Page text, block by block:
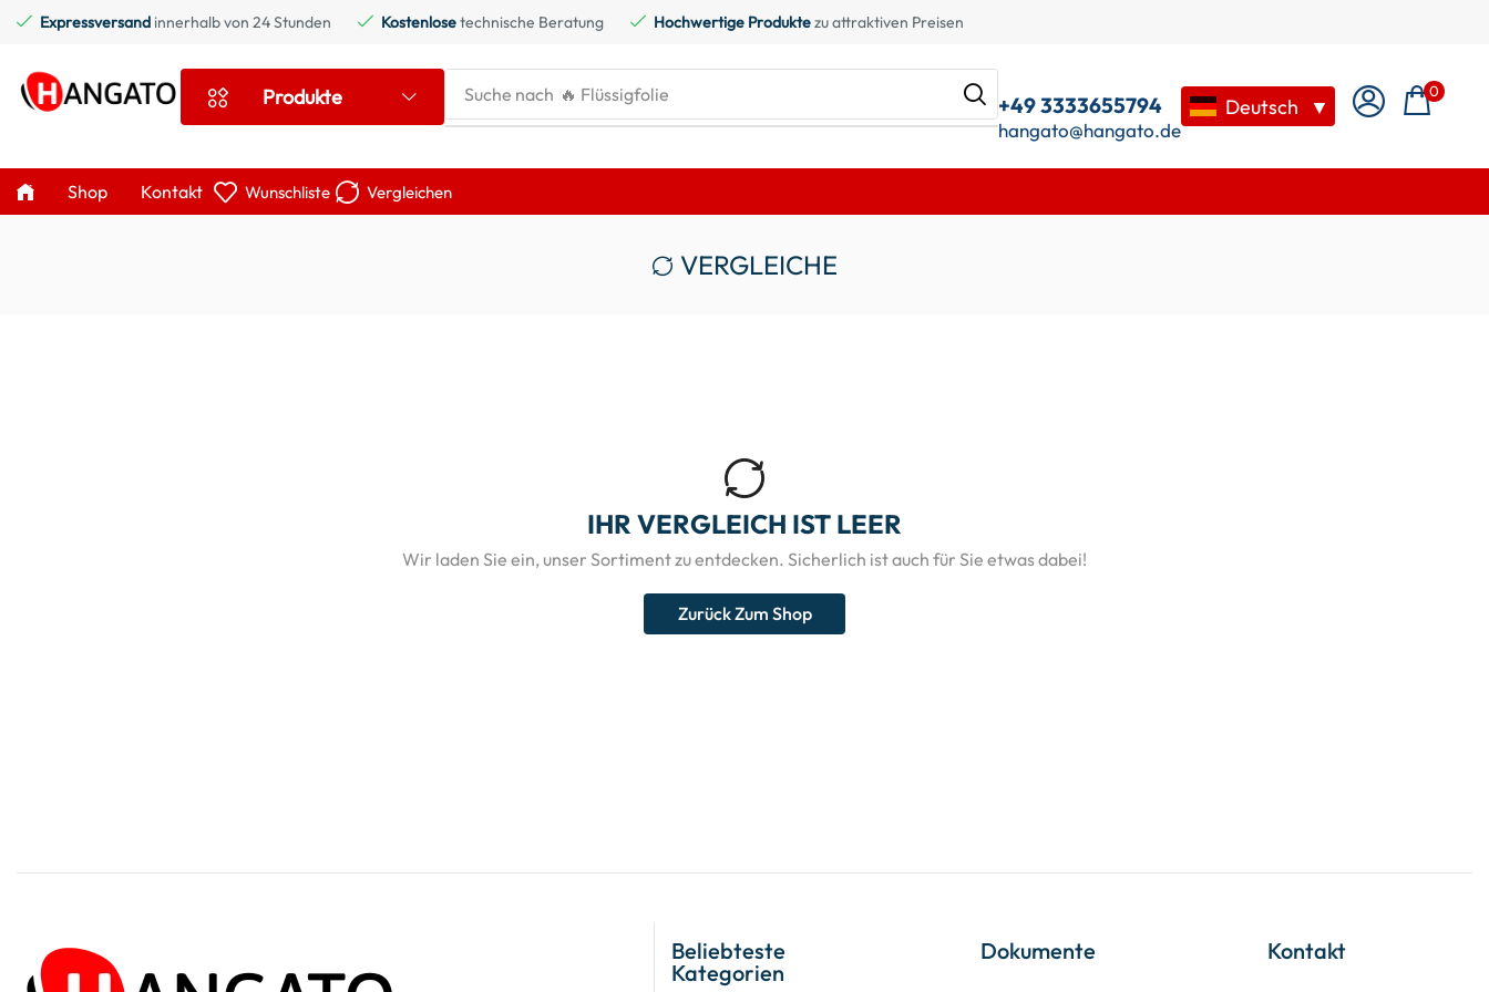
Expressversand innerhalb von 24 Stunden Kostenlosetechnische Beratung Hochwertige Produktezu attraktiven Preisen
Produkte Suche nach 🔥 Flüssigfolie +49 3333655794
hangato@hangato.de
Deutsch ▼
0
Shop Kontakt Wunschliste Vergleichen
VERGLEICHE
IHR VERGLEICH IST LEER
Wir laden Sie ein, unser Sortiment zu entdecken. Sicherlich ist auch für Sie etwas dabei!
Zurück Zum Shop
Beliebteste
Kategorien
Dokumente Kontakt